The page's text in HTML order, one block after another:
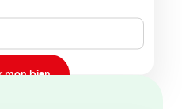
mon bien